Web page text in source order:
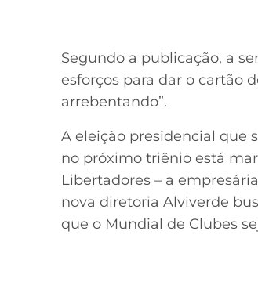
Segundo a publicação, a
esforços para dar o cartão
arrebentando”.
A eleição presidencial que
no próximo triênio está
Libertadores – a
nova diretoria Alviverde
que o Mundial de Clubes